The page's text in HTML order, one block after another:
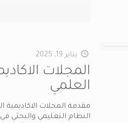
يناير 19, 2025
المجلات
العلمي
مقدمة المجلات الاكاديمية
النظام التعليمي والبحثي